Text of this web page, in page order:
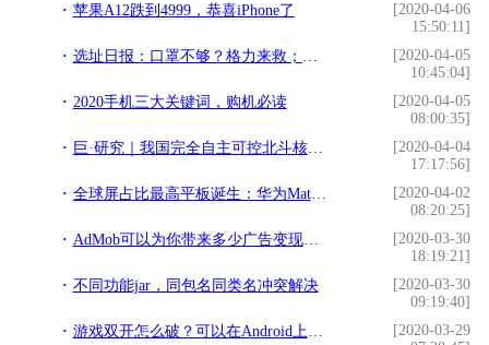
苹果A12跌到4999，恭喜iPhone了
[2020-04-06
15:50:11]
选址日报：口罩不够？格力来救；雅诗兰黛将在华建世界级研发中心
[2020-04-05
10:45:04]
2020手机三大关键词，购机必读
[2020-04-05
08:00:35]
巨·研究｜我国完全自主可控北斗核心产业链 科技股的春天到了？
[2020-04-04
17:17:56]
全球屏占比最高平板诞生：华为MatePad Pro屏占比高达90% 参数完美
[2020-04-02
08:20:25]
AdMob可以为你带来多少广告变现收入？
[2020-03-30
18:19:21]
不同功能jar，同包名同类名冲突解决
[2020-03-30
09:19:40]
游戏双开怎么破？可以在Android上再开一个Android的模拟器
[2020-03-29